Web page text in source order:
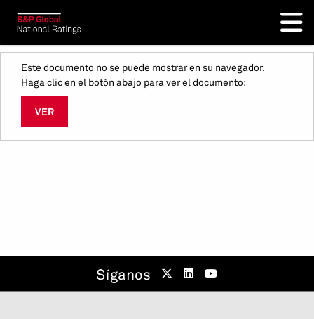
Este documento no se puede mostrar en su navegador.
Haga clic en el botón abajo para ver el documento:
VER
Síganos